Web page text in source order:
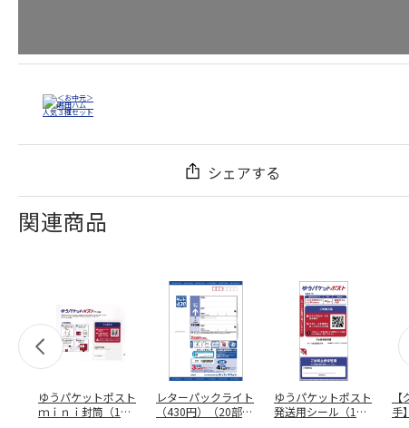
シェアする
関連商品
ゆうパケットポスト
ｍｉｎｉ封筒（1個
レターパックライト
（430円）（20部セ
ゆうパケットポスト
発送用シール（1個
手